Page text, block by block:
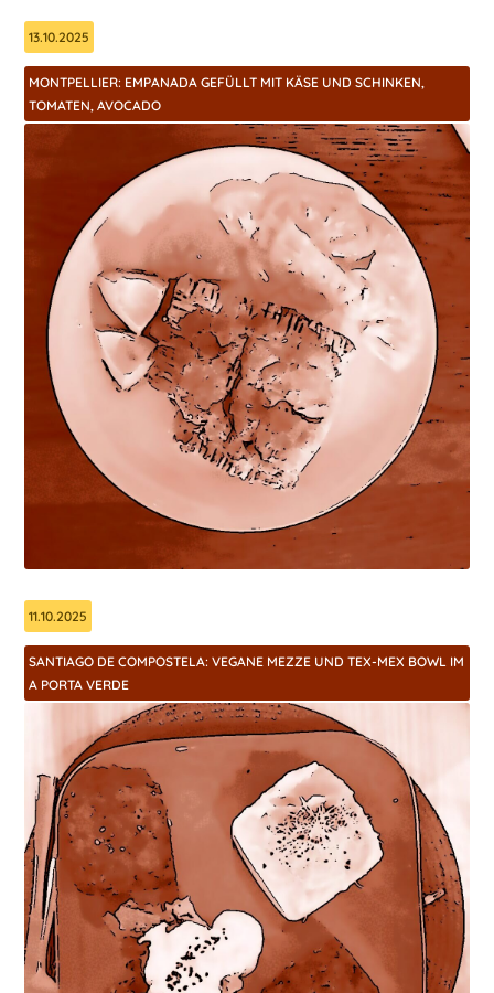
13.10.2025
MONTPELLIER: EMPANADA GEFÜLLT MIT KÄSE UND SCHINKEN,
TOMATEN, AVOCADO
11.10.2025
SANTIAGO DE COMPOSTELA: VEGANE MEZZE UND TEX-MEX BOWL IM
A PORTA VERDE